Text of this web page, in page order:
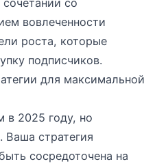
со
вовлеченности
роста, которые
подписчиков.
для максимальной
в 2025 году, но
стратегия
сосредоточена на